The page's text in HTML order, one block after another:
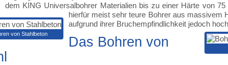
von Stahlbeton
dem KING Universalbohrer Materialien bis zu einer Härte von
hierfür meist sehr teure Bohrer aus massivem
aufgrund ihrer Bruchempfindlichkeit jedoch
Das Bohren von